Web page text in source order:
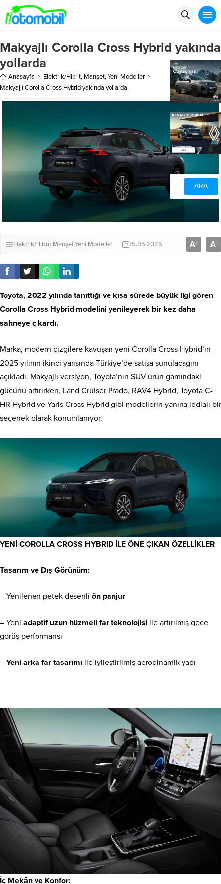
Makyajlı Corolla Cross Hybrid yakında
yollarda
Anasayfa Elektrik/Hibrit, Manşet,Yeni Modeller
Makyajlı Corolla Cross Hybrid yakında yollarda
Elektrik/Hibrit ManşetYeni Modeller 15.05.2025 A+ A-
Toyota, 2022 yılında tanıttığı ve kısa sürede büyük ilgi gören
Corolla Cross Hybrid modelini yenileyerek bir kez daha
sahneye çıkardı.
Marka, modern çizgilere kavuşan yeni Corolla Cross Hybrid’in
2025 yılının ikinci yarısında Türkiye’de satışa sunulacağını
açıkladı. Makyajlı versiyon, Toyota’nın SUV ürün gamındaki
gücünü artırırken, Land Cruiser Prado, RAV4 Hybrid, Toyota C-
HR Hybrid ve Yaris Cross Hybrid gibi modellerin yanına iddialı bir
seçenek olarak konumlanıyor.
YENİ COROLLA CROSS HYBRID İLE ÖNE ÇIKAN ÖZELLİKLER
Tasarım ve Dış Görünüm:
– Yenilenen petek desenli ön panjur
– Yeni adaptif uzun hüzmeli far teknolojisi ile artırılmış gece
görüş performansı
– Yeni arka far tasarımı ile iyileştirilmiş aerodinamik yapı
İç Mekân ve Konfor: